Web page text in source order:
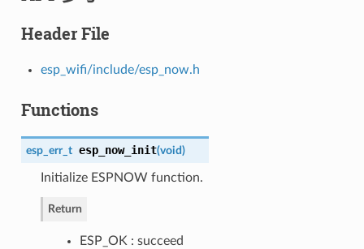
Header File
esp_wifi/include/esp_now.h
Functions
esp_err_t esp_now_init(void)
Initialize ESPNOW function.
Return
ESP_OK : succeed